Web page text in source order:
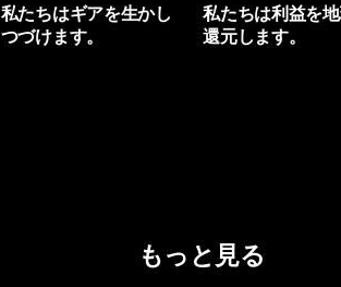
私たちはギアを生かし
つづけます。
私たちは利益を
還元します。
もっと見る